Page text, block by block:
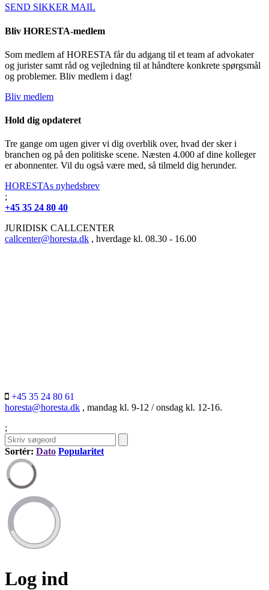
SEND SIKKER MAIL
Bliv HORESTA-medlem
Som medlem af HORESTA får du adgang til et team af advokater
og jurister samt råd og vejledning til at håndtere konkrete spørgsmål
og problemer. Bliv medlem i dag!
Bliv medlem
Hold dig opdateret
Tre gange om ugen giver vi dig overblik over, hvad der sker i
branchen og på den politiske scene. Næsten 4.000 af dine kolleger
er abonnenter. Vil du også være med, så tilmeld dig herunder.
HORESTAs nyhedsbrev
;
+45 35 24 80 40
JURIDISK CALLCENTER
callcenter@horesta.dk , hverdage kl. 08.30 - 16.00
+45 35 24 80 61
horesta@horesta.dk , mandag kl. 9-12 / onsdag kl. 12-16.
;
Sortér: Dato Popularitet
Log ind